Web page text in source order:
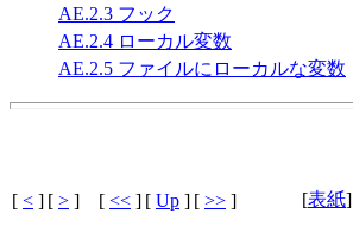
AE.2.3 フック
AE.2.4 ローカル変数
AE.2.5 ファイルにローカルな変数
[ < ] [ > ] [ << ] [ Up ] [ >> ] [表紙]